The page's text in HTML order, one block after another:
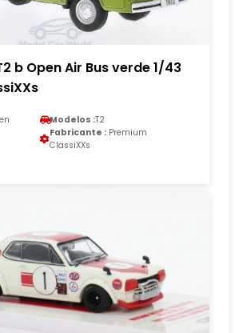
b Open Air Bus verde 1/43
Modelos :T2
Fabricante : Premium
ClassiXXs